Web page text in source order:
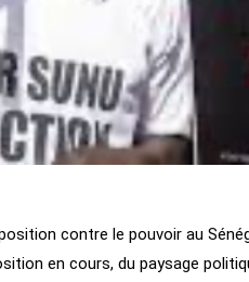
contre le pouvoir au
en cours, du paysage